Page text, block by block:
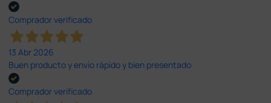
Comprador verificado
13 Abr 2026
Buen producto y envío rápido y bien presentado
Comprador verificado